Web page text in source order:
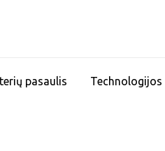
pasaulis Technologijos